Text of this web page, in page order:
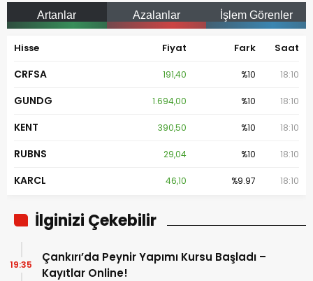
Artanlar Azalanlar İşlem Görenler
Hisse Fiyat Fark Saat
CRFSA 191,40 %10 18:10
GUNDG 1.694,00 %10 18:10
KENT 390,50 %10 18:10
RUBNS 29,04 %10 18:10
KARCL 46,10 %9.97 18:10
İlginizi Çekebilir
Çankırı’da Peynir Yapımı Kursu Başladı –
Kayıtlar Online!
19:35